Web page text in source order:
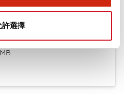
許選擇
列 控制元件 (英文版)